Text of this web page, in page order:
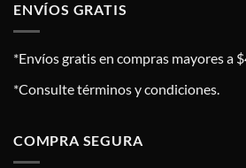
ENVÍOS GRATIS
*Envíos gratis en compras mayores a
*Consulte términos y condiciones.
COMPRA SEGURA